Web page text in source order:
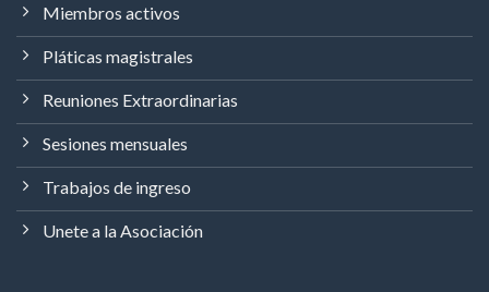
Miembros activos
Pláticas magistrales
Reuniones Extraordinarias
Sesiones mensuales
Trabajos de ingreso
Unete a la Asociación